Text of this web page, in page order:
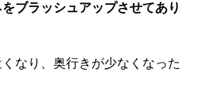
ブラッシュアップさせてあり
なり、奥行きが少なくなった